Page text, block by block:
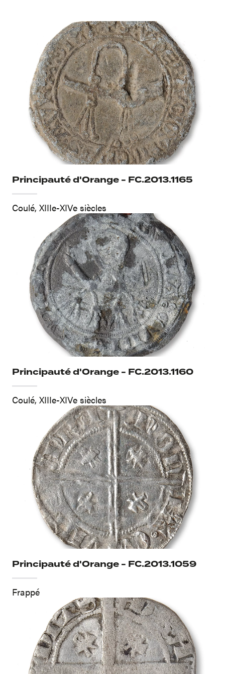
Principauté d'Orange - FC.2013.1165
Coulé, XIIIe-XIVe siècles
Principauté d'Orange - FC.2013.1160
Coulé, XIIIe-XIVe siècles
Principauté d'Orange - FC.2013.1059
Frappé